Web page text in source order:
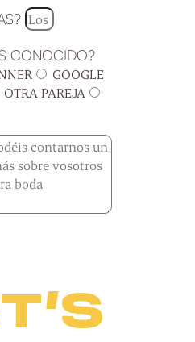
CONOCIDO?
GOOGLE
OTRA PAREJA